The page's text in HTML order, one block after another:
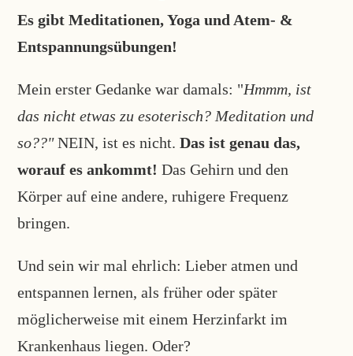
Es gibt Meditationen, Yoga und Atem- &
Entspannungsübungen!
Mein erster Gedanke war damals: "Hmmm, ist
das nicht etwas zu esoterisch? Meditation und
so??"NEIN, ist es nicht.Das ist genau das,
worauf es ankommt! Das Gehirn und den
Körper auf eine andere, ruhigere Frequenz
bringen.
Und sein wir mal ehrlich: Lieber atmen und
entspannen lernen, als früher oder später
möglicherweise mit einem Herzinfarkt im
Krankenhaus liegen. Oder?